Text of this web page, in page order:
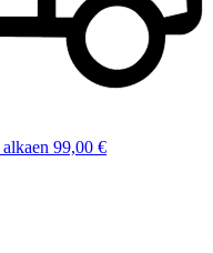
alkaen 99,00 €